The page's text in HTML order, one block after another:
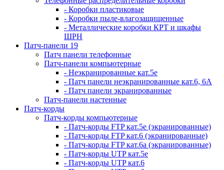
- Коробки пластиковые
- Коробки пыле-влагозащищенные
- Металлические коробки КРТ и шкафы
ШРН
Патч-панели 19
Патч панели телефонные
Патч-панели компьютерные
- Неэкранированные кат.5е
- Патч панели неэкранированные кат.6, 6А
- Патч панели экранированные
Патч-панели настенные
Патч-корды
Патч-корды компьютерные
- Патч-корды FTP кат.5е (экранированные)
- Патч-корды FTP кат.6 (экранированные)
- Патч-корды FTP кат.6а (экранированные)
- Патч-корды UTP кат.5е
- Патч-корды UTP кат.6